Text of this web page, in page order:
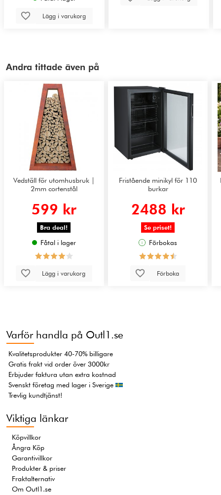
Lägg i varukorg
Andra tittade även på
Vedställ för utomhusbruk |
2mm cortenstål
599 kr
Bra deal!
Fåtal i lager
Lägg i varukorg
Fristående minikyl för 110
burkar
2488 kr
Se priset!
Förbokas
Förboka
Varför handla på Outl1.se
Kvalitetsprodukter 40-70% billigare
Gratis frakt vid order över 3000kr
Erbjuder faktura utan extra kostnad
Svenskt företag med lager i Sverige
Trevlig kundtjänst!
Viktiga länkar
Köpvillkor
Ångra Köp
Garantivillkor
Produkter & priser
Fraktalternativ
Om Outl1.se